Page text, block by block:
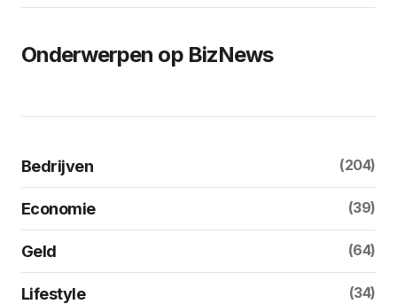
Onderwerpen op BizNews
Bedrijven (204)
Economie (39)
Geld (64)
Lifestyle (34)